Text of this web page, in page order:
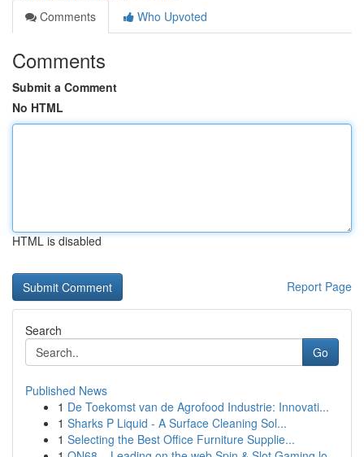
Comments
Who Upvoted
Comments
Submit a Comment
No HTML
HTML is disabled
Report Page
Search
Go
Published News
1 De Toekomst van de Agrofood Industrie: Innovati...
1 Sharks P Liquid - A Surface Cleaning Sol...
1 Selecting the Best Office Furniture Supplie...